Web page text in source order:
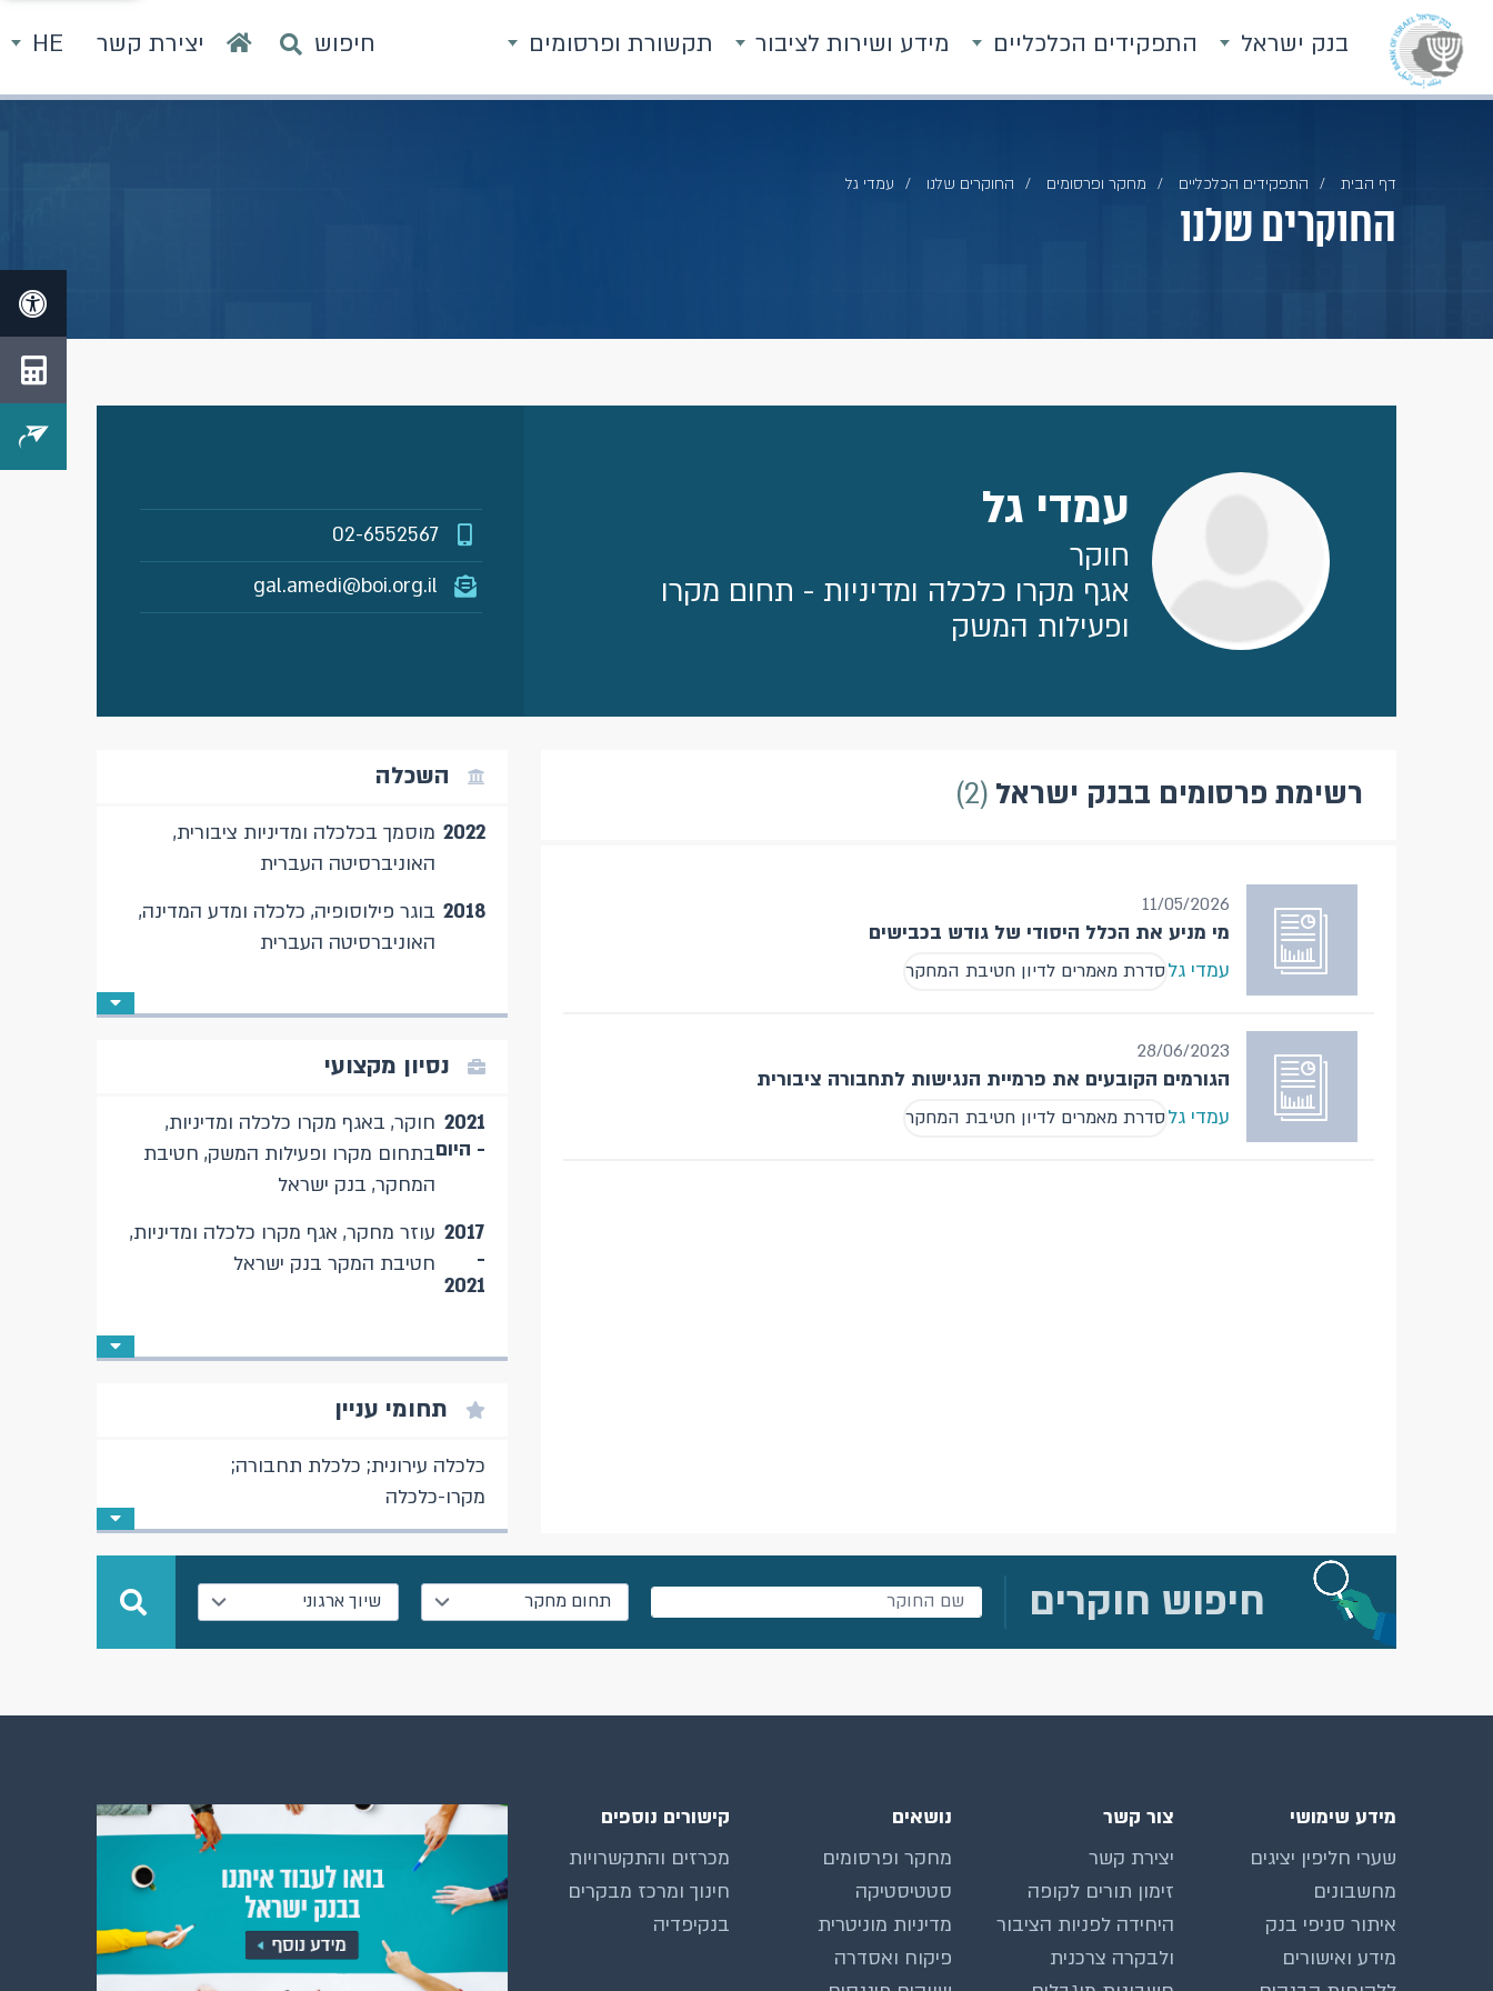
בנק ישראל התפקידים הכלכליים מידע ושירות לציבור תקשורת ופרסומים חיפוש יצירת קשר HE
דף הבית התפקידים הכלכליים מחקר ופרסומים החוקרים שלנו עמדי גל
החוקרים שלנו
עמדי גל
חוקר
אגף מקרו כלכלה ומדיניות - תחום מקרו
ופעילות המשק
02-6552567
gal.amedi@boi.org.il
רשימת פרסומים בבנק ישראל 2
11/05/2026
מי מניע את הכלל היסודי של גודש בכבישים
עמדי גלסדרת מאמרים לדיון חטיבת המחקר
28/06/2023
הגורמים הקובעים את פרמיית הנגישות לתחבורה ציבורית
עמדי גלסדרת מאמרים לדיון חטיבת המחקר
השכלה
2022 מוסמך בכלכלה ומדיניות ציבורית,
האוניברסיטה העברית
2018 בוגר פילוסופיה, כלכלה ומדע המדינה,
האוניברסיטה העברית
נסיון מקצועי
2021
- היום
חוקר, באגף מקרו כלכלה ומדיניות,
בתחום מקרו ופעילות המשק, חטיבת
המחקר, בנק ישראל
2017
-
2021
עוזר מחקר, אגף מקרו כלכלה ומדיניות,
חטיבת המקר בנק ישראל
תחומי עניין
כלכלה עירונית; כלכלת תחבורה;
מקרו-כלכלה
חיפוש חוקרים תחום מחקר שיוך ארגוני
מידע שימושי
שערי חליפין יציגים
מחשבונים
איתור סניפי בנק
מידע ואישורים
צור קשר
יצירת קשר
זימון תורים לקופה
היחידה לפניות הציבור
ולבקרה צרכנית
נושאים
מחקר ופרסומים
סטטיסטיקה
מדיניות מוניטרית
פיקוח ואסדרה
קישורים נוספים
מכרזים והתקשרויות
חינוך ומרכז מבקרים
בנקיפדיה